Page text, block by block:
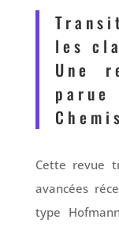
les
Une
Cette revue
avancées
type